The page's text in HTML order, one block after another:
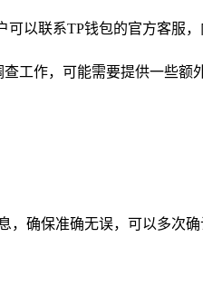
可以联系TP钱包的官方客服
工作，可能需要提供一些
确保准确无误，可以多次